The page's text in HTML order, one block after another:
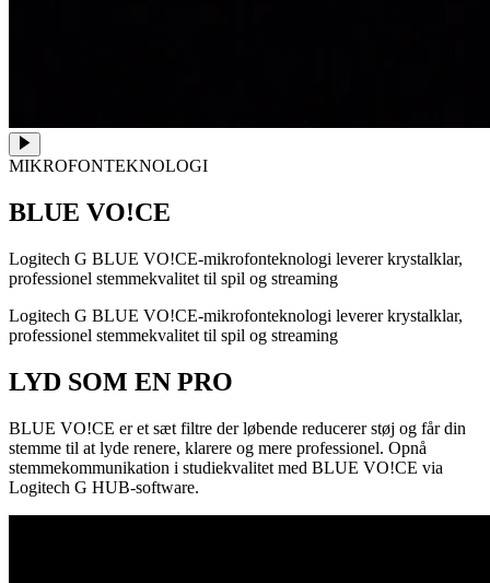
MIKROFONTEKNOLOGI
BLUE VO!CE
Logitech G BLUE VO!CE-mikrofonteknologi leverer krystalklar,
professionel stemmekvalitet til spil og streaming
Logitech G BLUE VO!CE-mikrofonteknologi leverer krystalklar,
professionel stemmekvalitet til spil og streaming
LYD SOM EN PRO
BLUE VO!CE er et sæt filtre der løbende reducerer støj og får din
stemme til at lyde renere, klarere og mere professionel. Opnå
stemmekommunikation i studiekvalitet med BLUE VO!CE via
Logitech G HUB-software.